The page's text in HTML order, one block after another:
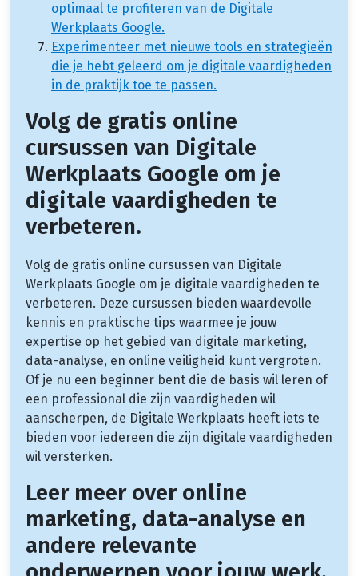
optimaal te profiteren van de Digitale
Werkplaats Google.
Experimenteer met nieuwe tools en strategieën
die je hebt geleerd om je digitale vaardigheden
in de praktijk toe te passen.
Volg de gratis online
cursussen van Digitale
Werkplaats Google om je
digitale vaardigheden te
verbeteren.
Volg de gratis online cursussen van Digitale
Werkplaats Google om je digitale vaardigheden te
verbeteren. Deze cursussen bieden waardevolle
kennis en praktische tips waarmee je jouw
expertise op het gebied van digitale marketing,
data-analyse, en online veiligheid kunt vergroten.
Of je nu een beginner bent die de basis wil leren of
een professional die zijn vaardigheden wil
aanscherpen, de Digitale Werkplaats heeft iets te
bieden voor iedereen die zijn digitale vaardigheden
wil versterken.
Leer meer over online
marketing, data-analyse en
andere relevante